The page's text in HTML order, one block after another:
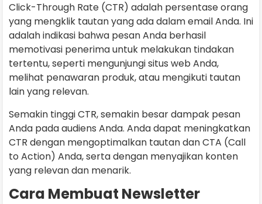
Click-Through Rate (CTR) adalah persentase orang
yang mengklik tautan yang ada dalam email Anda. Ini
adalah indikasi bahwa pesan Anda berhasil
memotivasi penerima untuk melakukan tindakan
tertentu, seperti mengunjungi situs web Anda,
melihat penawaran produk, atau mengikuti tautan
lain yang relevan.
Semakin tinggi CTR, semakin besar dampak pesan
Anda pada audiens Anda. Anda dapat meningkatkan
CTR dengan mengoptimalkan tautan dan CTA (Call
to Action) Anda, serta dengan menyajikan konten
yang relevan dan menarik.
Cara Membuat Newsletter